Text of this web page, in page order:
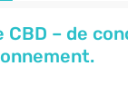
CBD – de